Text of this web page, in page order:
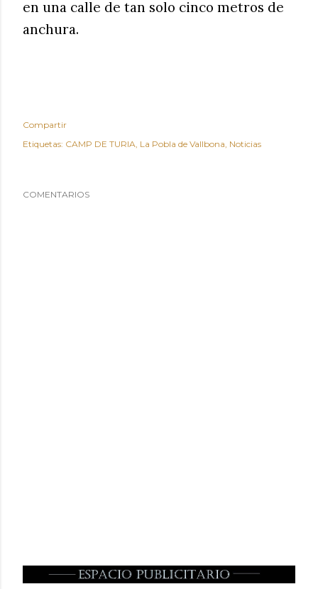
en una calle de tan solo cinco metros de
anchura.
Compartir
Etiquetas: CAMP DE TURIA La Pobla de Vallbona Noticias
COMENTARIOS